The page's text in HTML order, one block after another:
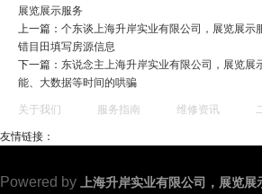
展览展示服务
上一篇： 个东谈上海升岸实业有限公司，展览展示
错目田填写房源信息
下一篇： 东说念主上海升岸实业有限公司，展览展
能、大数据等时间的哄骗
关于我们 服务指南 维修资讯
友情链接：
Powered by 上海升岸实业有限公司，展览